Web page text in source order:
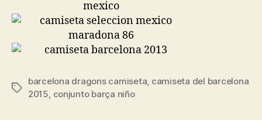
Etiquetas
barcelona dragons camiseta, camiseta del barcelona
2015, conjunto barça niño